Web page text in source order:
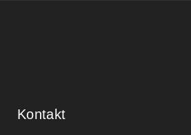
Kontakt